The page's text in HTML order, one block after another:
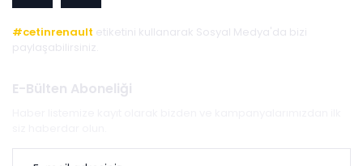
#cetinrenault etiketini kullanarak Sosyal Medya'da bizi
paylaşabilirsiniz.
E-Bülten Aboneliği